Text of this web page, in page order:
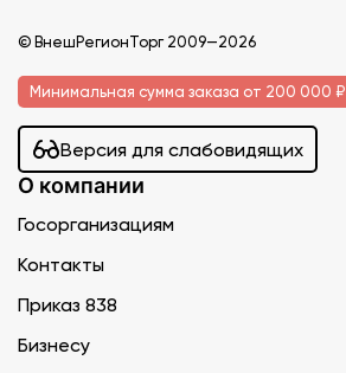
© ВнешРегионТорг 2009—2026
Минимальная сумма заказа от 200 000 ₽
Версия для слабовидящих
О компании
Госорганизациям
Контакты
Приказ 838
Бизнесу